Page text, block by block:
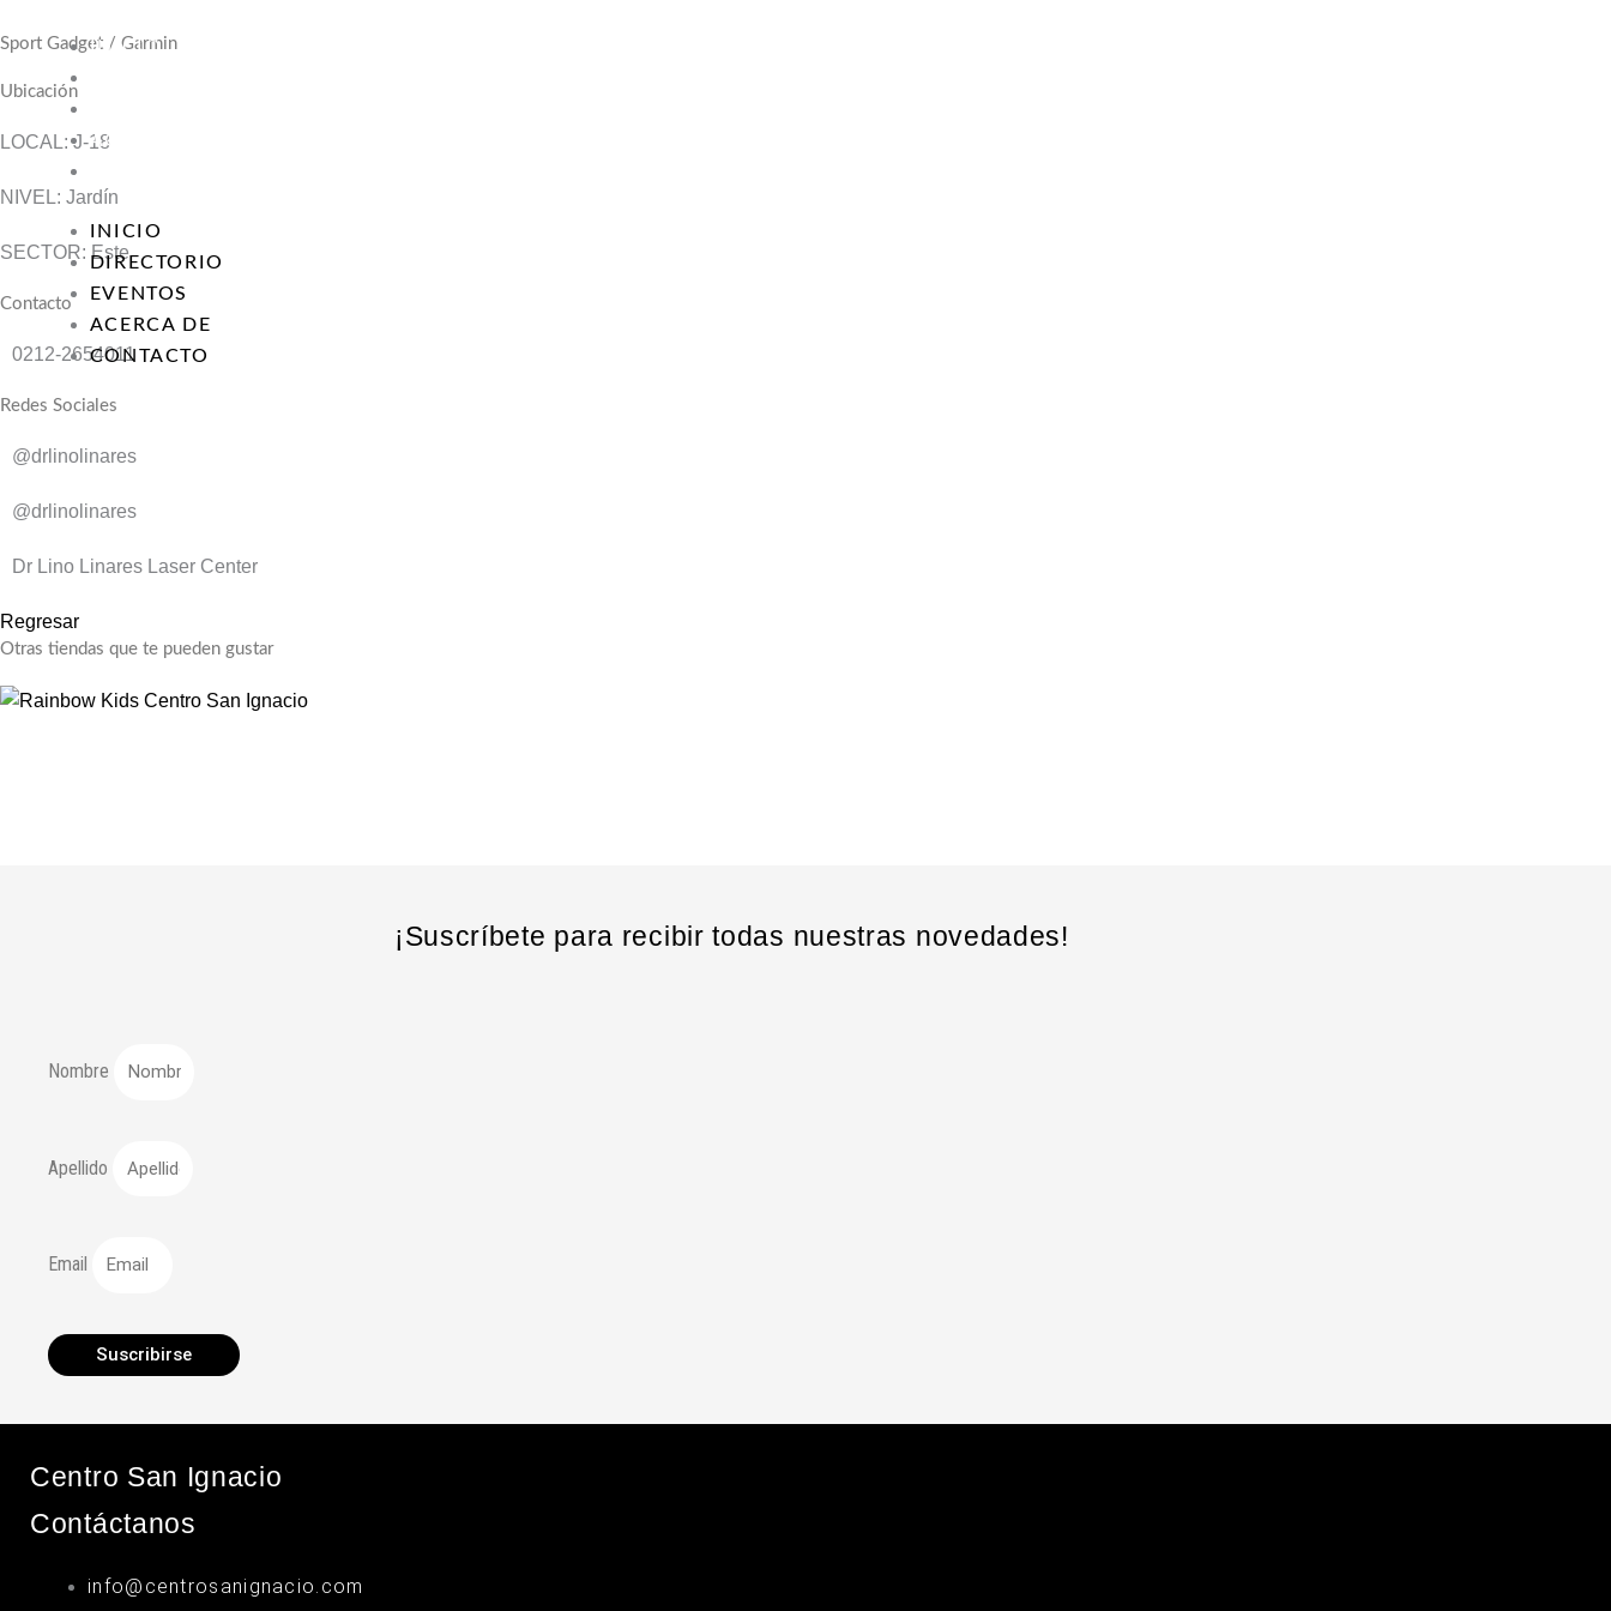
al
contenido
INICIO
ACERCA DE
INICIO
DIRECTORIO
EVENTOS
ACERCA DE
CONTACTO
Sport Gadget / Garmin
Ubicación
LOCAL: J-18
NIVEL: Jardín
SECTOR: Este
Contacto
0212-2654011
Redes Sociales
@drlinolinares
@drlinolinares
Dr Lino Linares Laser Center
Regresar
Otras tiendas que te pueden gustar
¡Suscríbete para recibir todas nuestras novedades!
Nombre
Apellido
Email
Suscribirse
Centro San Ignacio
Contáctanos
info@centrosanignacio.com